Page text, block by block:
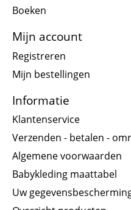
Boeken
Mijn account
Registreren
Mijn bestellingen
Informatie
Klantenservice
Verzenden - betalen -
Algemene voorwaarden
Babykleding maattabel
Uw